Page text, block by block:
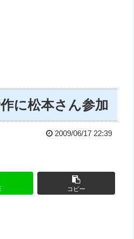
に松本さん参加
2009/06/17 22:39
コピー